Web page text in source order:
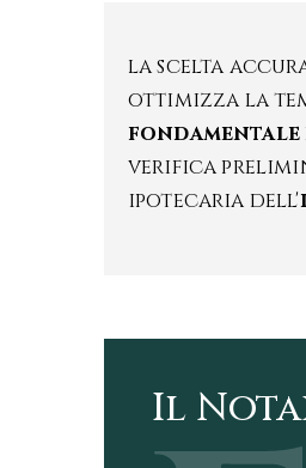
la scelta
ottimizza la
verifica
ipotecaria dell'
Il